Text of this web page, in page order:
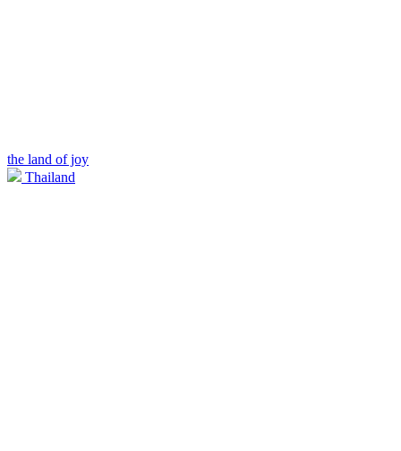
the land of joy
Thailand